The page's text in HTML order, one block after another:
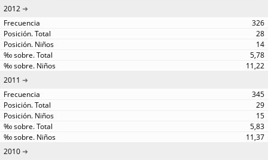
2012
326
28
14
5,78
11,22
2011
345
29
15
5,83
11,37
2010